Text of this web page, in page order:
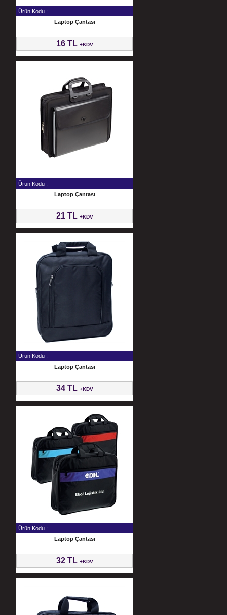
Ürün Kodu :
Laptop Çantası
16 TL +KDV
Ürün Kodu :
Laptop Çantası
21 TL +KDV
Ürün Kodu :
Laptop Çantası
34 TL +KDV
Ürün Kodu :
Laptop Çantası
32 TL +KDV